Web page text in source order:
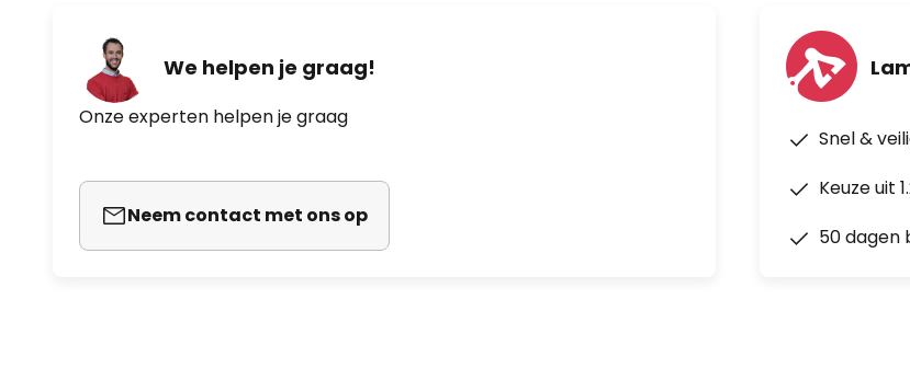
We helpen je graag!
Onze experten helpen je graag
Neem contact met ons op
Snel &
Keuze uit
50 dagen